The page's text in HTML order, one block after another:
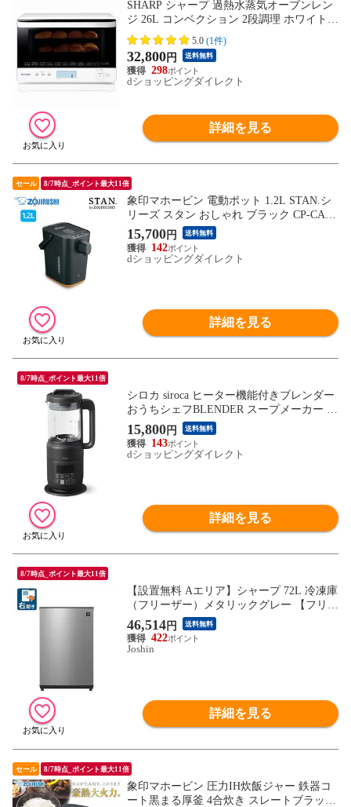
SHARP シャープ 過熱水蒸気オーブンレン
ジ 26L コンベクション 2段調理 ホワイト R
ESS26B RE-SS26B-W
5.0 (1件)
32,800円 送料無料
298
dショッピングダイレクト
詳細を見る
セール 8/7時点_ポイント最大11倍
象印マホービン 電動ポット 1.2L STAN.シ
リーズ スタン おしゃれ ブラック CP-CA12
-BA
15,700円 送料無料
142
dショッピングダイレクト
詳細を見る
8/7時点_ポイント最大11倍
シロカ siroca ヒーター機能付きブレンダー
おうちシェフBLENDER スープメーカー ス
ムージー ダークグレー SM-S151-HD
15,800円 送料無料
143
dショッピングダイレクト
詳細を見る
8/7時点_ポイント最大11倍
【設置無料 Aエリア】シャープ 72L 冷凍庫
（フリーザー）メタリックグレー 【フリー
ザー】SHARP つけかえどっちもドア FJ-H
M7K-H 【返品種別A】
46,514円 送料無料
422
Joshin
詳細を見る
セール 8/7時点_ポイント最大11倍
象印マホービン 圧力IH炊飯ジャー 鉄器コ
ート黒まる厚釜 4合炊き スレートブラック